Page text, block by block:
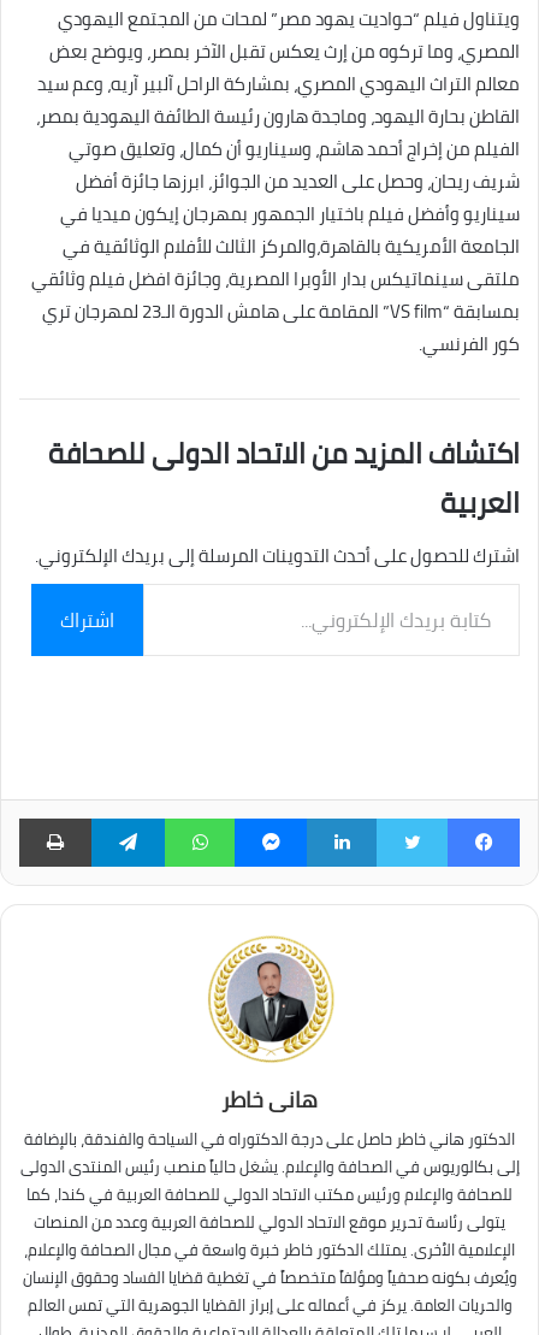
ويتناول فيلم “حواديت يهود مصر” لمحات من المجتمع اليهودي
المصري، وما تركوه من إرث يعكس تقبل الآخر بمصر، ويوضح بعض
معالم التراث اليهودي المصري، بمشاركة الراحل آلبير آريه، وعم سيد
القاطن بحارة اليهود، وماجدة هارون رئيسة الطائفة اليهودية بمصر،
الفيلم من إخراج أحمد هاشم، وسيناريو أن كمال، وتعليق صوتي
شريف ريحان، وحصل على العديد من الجوائز، ابرزها جائزة أفضل
سيناريو وأفضل فيلم باختيار الجمهور بمهرجان إيكون ميديا في
الجامعة الأمريكية بالقاهرة،والمركز الثالث للأفلام الوثائقية في
ملتقى سينماتيكس بدار الأوبرا المصرية، وجائزة افضل فيلم وثائقي
بمسابقة “VS film” المقامة على هامش الدورة الـ23 لمهرجان تري
كور الفرنسي.
اكتشاف المزيد من الاتحاد الدولى للصحافة
العربية
اشترك للحصول على أحدث التدوينات المرسلة إلى بريدك الإلكتروني.
بريدك
الإلكتروني...
اشتراك
فيسبوك لينكدإن ماسنجر واتساب تيلقرام
هانى خاطر
الدكتور هاني خاطر حاصل على درجة الدكتوراه في السياحة والفندقة، بالإضافة
إلى بكالوريوس في الصحافة والإعلام. يشغل حالياً منصب رئيس المنتدى الدولى
للصحافة والإعلام ورئيس مكتب الاتحاد الدولي للصحافة العربية في كندا، كما
يتولى رئاسة تحرير موقع الاتحاد الدولي للصحافة العربية وعدد من المنصات
الإعلامية الأخرى. يمتلك الدكتور خاطر خبرة واسعة في مجال الصحافة والإعلام،
ويُعرف بكونه صحفياً ومؤلفاً متخصصاً في تغطية قضايا الفساد وحقوق الإنسان
والحريات العامة. يركز في أعماله على إبراز القضايا الجوهرية التي تمس العالم